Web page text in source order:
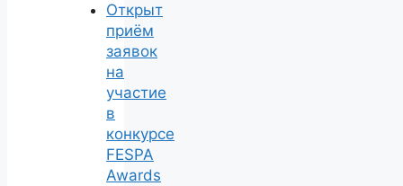
Открыт
приём
заявок
на
участие
в
конкурсе
FESPA
Awards